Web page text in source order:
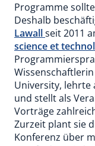
Programme
Deshalb
Lawallseit 2011
science et
University, lehrte
und stellt als
Vorträge
Zurzeit plant sie
Konferenz über